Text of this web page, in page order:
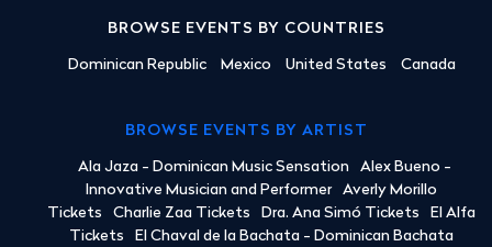
BROWSE EVENTS BY COUNTRIES
Dominican Republic Mexico United States Canada
BROWSE EVENTS BY ARTIST
Ala Jaza - Dominican Music Sensation
Alex Bueno -
Innovative Musician and Performer
Averly Morillo
Tickets
Charlie Zaa Tickets Dra. Ana Simó Tickets
El Alfa
Tickets
El Chaval de la Bachata - Dominican Bachata